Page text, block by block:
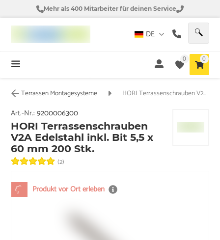
Mehr als 400 Mitarbeiter für deinen Service
DE
0 0
Terrassen Montagesysteme HORI Terrassenschrauben V2A Edelstahl inkl. Bit 5,5 x 60 mm 200 Stk.
Produkt vor Ort erleben
Art.-Nr.:9200006300
HORI Terrassenschrauben
V2A Edelstahl inkl. Bit 5,5 x
60 mm 200 Stk.
(2)